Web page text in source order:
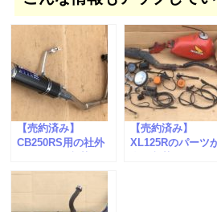
【売約済み】
CB250RS用の社外
した。
【売約済み】
XL125Rのパーツ